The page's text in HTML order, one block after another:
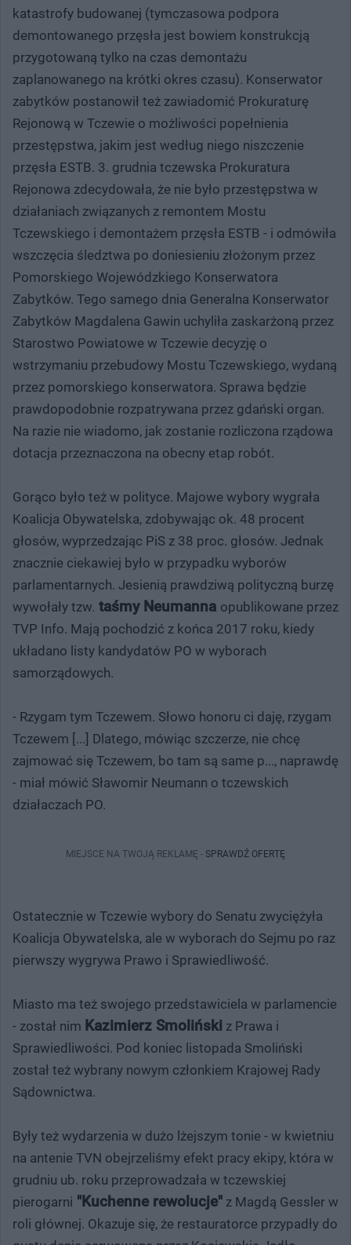
katastrofy budowanej (tymczasowa podpora
demontowanego przęsła jest bowiem konstrukcją
przygotowaną tylko na czas demontażu
zaplanowanego na krótki okres czasu). Konserwator
zabytków postanowił też zawiadomić Prokuraturę
Rejonową w Tczewie o możliwości popełnienia
przestępstwa, jakim jest według niego niszczenie
przęsła ESTB. 3. grudnia tczewska Prokuratura
Rejonowa zdecydowała, że nie było przestępstwa w
działaniach związanych z remontem Mostu
Tczewskiego i demontażem przęsła ESTB - i odmówiła
wszczęcia śledztwa po doniesieniu złożonym przez
Pomorskiego Wojewódzkiego Konserwatora
Zabytków. Tego samego dnia Generalna Konserwator
Zabytków Magdalena Gawin uchyliła zaskarżoną przez
Starostwo Powiatowe w Tczewie decyzję o
wstrzymaniu przebudowy Mostu Tczewskiego, wydaną
przez pomorskiego konserwatora. Sprawa będzie
prawdopodobnie rozpatrywana przez gdański organ.
Na razie nie wiadomo, jak zostanie rozliczona rządowa
dotacja przeznaczona na obecny etap robót.
Gorąco było też w polityce. Majowe wybory wygrała
Koalicja Obywatelska, zdobywając ok. 48 procent
głosów, wyprzedzając PiS z 38 proc. głosów. Jednak
znacznie ciekawiej było w przypadku wyborów
parlamentarnych. Jesienią prawdziwą polityczną burzę
wywołały tzw. taśmy Neumanna opublikowane przez
TVP Info. Mają pochodzić z końca 2017 roku, kiedy
układano listy kandydatów PO w wyborach
samorządowych.
- Rzygam tym Tczewem. Słowo honoru ci daję, rzygam
Tczewem [...] Dlatego, mówiąc szczerze, nie chcę
zajmować się Tczewem, bo tam są same p..., naprawdę
- miał mówić Sławomir Neumann o tczewskich
działaczach PO.
MIEJSCE NA TWOJĄ REKLAMĘ - SPRAWDŹ OFERTĘ
Ostatecznie w Tczewie wybory do Senatu zwyciężyła
Koalicja Obywatelska, ale w wyborach do Sejmu po raz
pierwszy wygrywa Prawo i Sprawiedliwość.
Miasto ma też swojego przedstawiciela w parlamencie
- został nim Kazimierz Smoliński z Prawa i
Sprawiedliwości. Pod koniec listopada Smoliński
został też wybrany nowym członkiem Krajowej Rady
Sądownictwa.
Były też wydarzenia w dużo lżejszym tonie - w kwietniu
na antenie TVN obejrzeliśmy efekt pracy ekipy, która w
grudniu ub. roku przeprowadzała w tczewskiej
pierogarni "Kuchenne rewolucje" z Magdą Gessler w
roli głównej. Okazuje się, że restauratorce przypadły do